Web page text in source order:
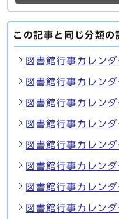
この記事と同じ分類の
図書館行事カレン
図書館行事カレン
図書館行事カレン
図書館行事カレン
図書館行事カレン
図書館行事カレン
図書館行事カレン
図書館行事カレン